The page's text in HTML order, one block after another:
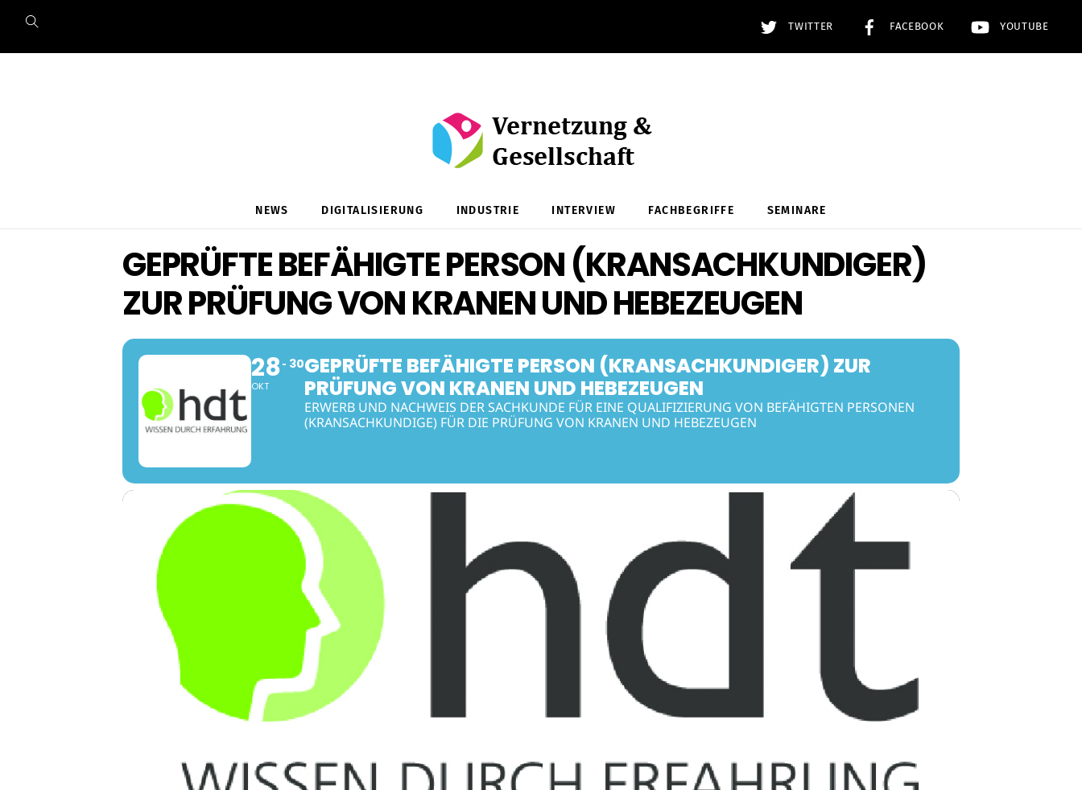
content
TWITTER FACEBOOK YOUTUBE
NEWS DIGITALISIERUNG INDUSTRIE INTERVIEW FACHBEGRIFFE SEMINARE
GEPRÜFTE BEFÄHIGTE PERSON (KRANSACHKUNDIGER)
ZUR PRÜFUNG VON KRANEN UND HEBEZEUGEN
28
OKT
30GEPRÜFTE BEFÄHIGTE PERSON (KRANSACHKUNDIGER) ZUR
PRÜFUNG VON KRANEN UND HEBEZEUGEN
ERWERB UND NACHWEIS DER SACHKUNDE FÜR EINE QUALIFIZIERUNG VON BEFÄHIGTEN PERSONEN
(KRANSACHKUNDIGE) FÜR DIE PRÜFUNG VON KRANEN UND HEBEZEUGEN